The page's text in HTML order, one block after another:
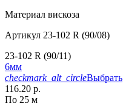
Материал вискоза
Артикул 23-102 R (90/08)
23-102 R (90/11)
6мм
checkmark_alt_circleВыбрать
116.20 р.
По 25 м